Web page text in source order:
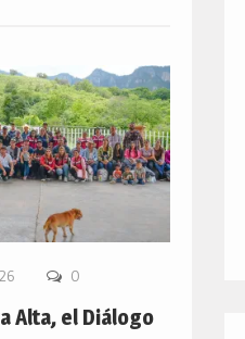
0
Alta, el Diálogo